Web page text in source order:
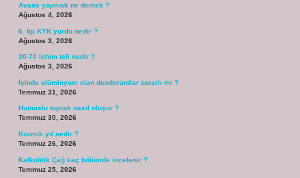
Avans yapmak ne demek ?
Ağustos 4, 2026
6. tip KYK yurdu nedir ?
Ağustos 3, 2026
30-70 lehim teli nedir ?
Ağustos 3, 2026
İçinde alüminyum olan deodorantlar zararlı mı ?
Temmuz 31, 2026
Humuslu toprak nasıl oluşur ?
Temmuz 30, 2026
Kozmik yıl nedir ?
Temmuz 26, 2026
Kalkolitik Çağ kaç bölümde incelenir ?
Temmuz 25, 2026